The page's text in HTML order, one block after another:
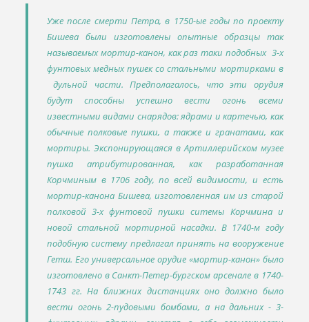
Уже после смерти Петра, в 1750-ые годы по проекту
Бишева были изготовлены опытные образцы так
называемых мортир-канон, как раз таки подобных 3-х
фунтовых медных пушек со стальными мортирками в
дульной части. Предполагалось, что эти орудия
будут способны успешно вести огонь всеми
известными видами снарядов: ядрами и картечью, как
обычные полковые пушки, а также и гранатами, как
мортиры. Экспонирующаяся в Артиллерийском музее
пушка атрибутированная, как разработанная
Корчминым в 1706 году, по всей видимости, и есть
мортир-канона Бишева, изготовленная им из старой
полковой 3-х фунтовой пушки ситемы Корчмина и
новой стальной мортирной насадки. В 1740-м году
подобную систему предлагал принять на вооружение
Гетш. Его универсальное орудие «мортир-канон» было
изготовлено в Санкт-Петер-бургском арсенале в 1740-
1743 гг. На ближних дистанциях оно должно было
вести огонь 2-пудовыми бомбами, а на дальних - 3-